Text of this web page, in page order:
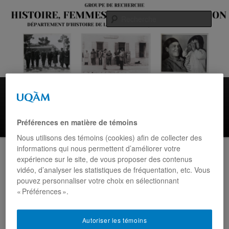
principal
principal
Contact
Navigation
des
articles
←Précédent Suivant
À lire : Un article sur
Préférences en matière de témoins
Nous utilisons des témoins (cookies) afin de collecter des
informations qui nous permettent d’améliorer votre
expérience sur le site, de vous proposer des contenus
vidéo, d’analyser les statistiques de fréquentation, etc. Vous
pouvez personnaliser votre choix en sélectionnant
« Préférences ».
Autoriser les témoins